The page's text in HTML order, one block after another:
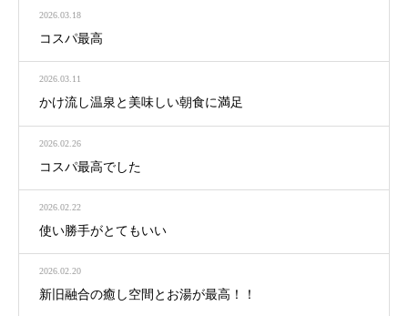
2026.03.18
コスパ最高
2026.03.11
かけ流し温泉と美味しい朝食に満足
2026.02.26
コスパ最高でした
2026.02.22
使い勝手がとてもいい
2026.02.20
新旧融合の癒し空間とお湯が最高！！